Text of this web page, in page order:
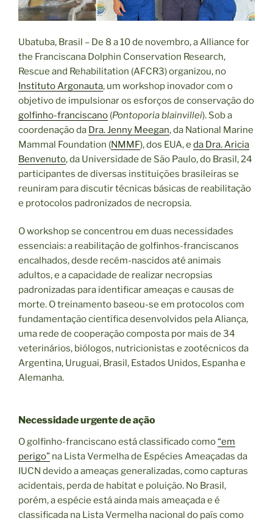
Ubatuba, Brasil – De 8 a 10 de novembro, a Alliance for
the Franciscana Dolphin Conservation Research,
Rescue and Rehabilitation (AFCR3) organizou, no
Instituto Argonauta, um workshop inovador com o
objetivo de impulsionar os esforços de conservação do
golfinho-franciscano (Pontoporia blainvillei). Sob a
coordenação da Dra. Jenny Meegan, da National Marine
Mammal Foundation (NMMF), dos EUA, e da Dra. Aricia
Benvenuto, da Universidade de São Paulo, do Brasil, 24
participantes de diversas instituições brasileiras se
reuniram para discutir técnicas básicas de reabilitação
e protocolos padronizados de necropsia.
O workshop se concentrou em duas necessidades
essenciais: a reabilitação de golfinhos-franciscanos
encalhados, desde recém-nascidos até animais
adultos, e a capacidade de realizar necropsias
padronizadas para identificar ameaças e causas de
morte. O treinamento baseou-se em protocolos com
fundamentação científica desenvolvidos pela Aliança,
uma rede de cooperação composta por mais de 34
veterinários, biólogos, nutricionistas e zootécnicos da
Argentina, Uruguai, Brasil, Estados Unidos, Espanha e
Alemanha.
Necessidade urgente de ação
O golfinho-franciscano está classificado como“em
perigo” na Lista Vermelha de Espécies Ameaçadas da
IUCN devido a ameaças generalizadas, como capturas
acidentais, perda de habitat e poluição. No Brasil,
porém, a espécie está ainda mais ameaçada e é
classificada na Lista Vermelha nacional do país como